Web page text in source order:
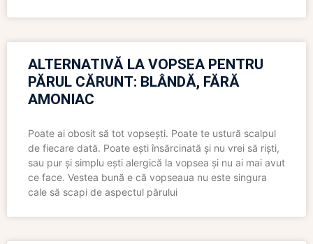
ALTERNATIVĂ LA VOPSEA PENTRU
PĂRUL CĂRUNT: BLÂNDĂ, FĂRĂ
AMONIAC
Poate ai obosit să tot vopsești. Poate te ustură scalpul
de fiecare dată. Poate ești însărcinată și nu vrei să riști,
sau pur și simplu ești alergică la vopsea și nu ai mai avut
ce face. Vestea bună e că vopseaua nu este singura
cale să scapi de aspectul părului